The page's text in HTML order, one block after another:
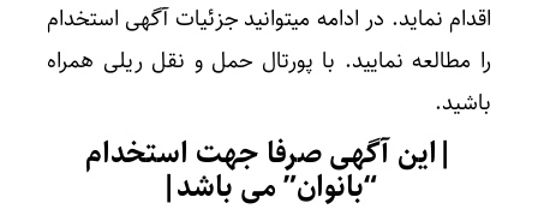
اقدام نماید. در ادامه میتوانید جزئیات آگهی استخدام
را مطالعه نمایید. با پورتال حمل و نقل ریلی همراه
باشید.
|این آگهی صرفا جهت استخدام
“بانوان” می باشد|